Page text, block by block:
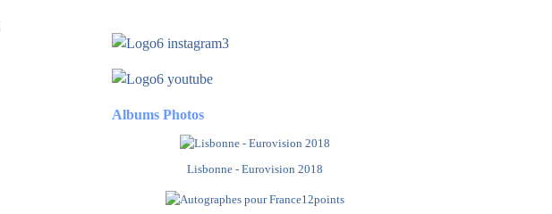
Albums Photos
Lisbonne - Eurovision 2018